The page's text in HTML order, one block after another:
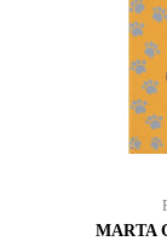
MARTA